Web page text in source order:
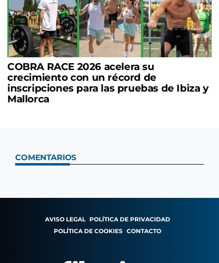
COBRA RACE 2026 acelera su
crecimiento con un récord de
inscripciones para las pruebas de Ibiza y
Mallorca
COMENTARIOS
AVISO LEGAL POLÍTICA DE PRIVACIDAD
POLÍTICA DE COOKIES CONTACTO